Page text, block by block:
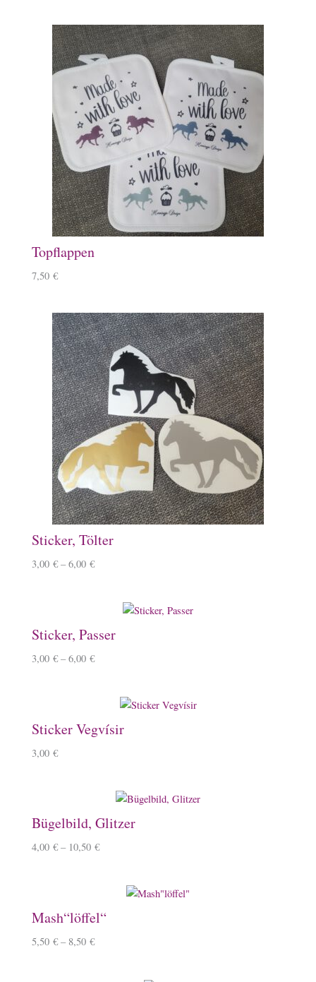
Topflappen
7,50 €
Sticker, Tölter
3,00 € –6,00 €
Sticker, Passer
3,00 € –6,00 €
Sticker Vegvísir
3,00 €
Bügelbild, Glitzer
4,00 € – 10,50 €
Mash“löffel“
5,50 € – 8,50 €